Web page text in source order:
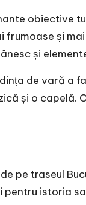
obiective
și
și
de vară a
și o
pe traseul
pentru istoria